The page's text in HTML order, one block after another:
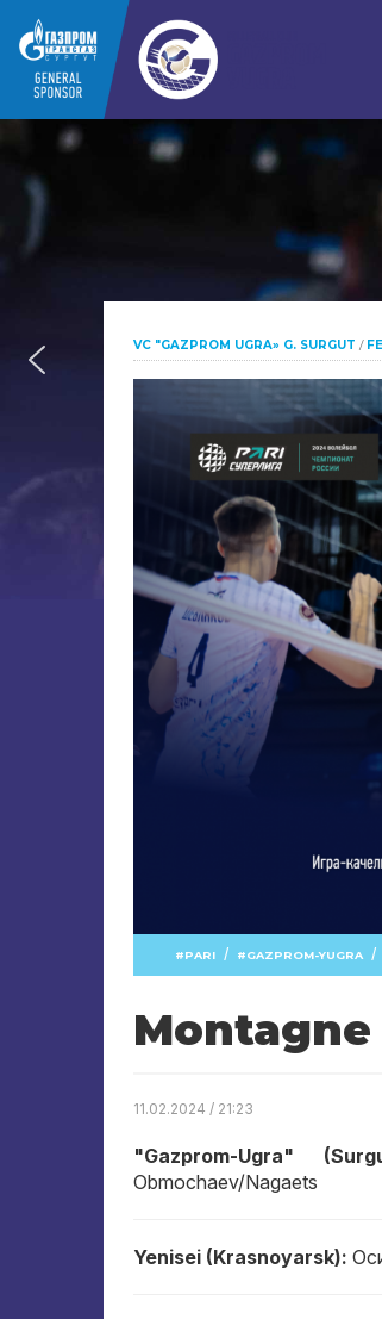
VC "GAZPROM UGRA» G. SURGUT /
PARI / GAZPROM-YUGRA /
11.02.2024 / 21:23
"Gazprom-Ugra"
Obmochaev/Nagaets
Yenisei (Krasnoyarsk):